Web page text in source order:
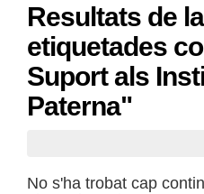
Resultats de
etiquetades
Suport als
Paterna"
No s'ha trobat cap